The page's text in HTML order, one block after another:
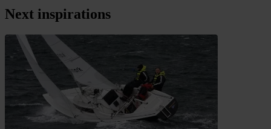
Next inspirations